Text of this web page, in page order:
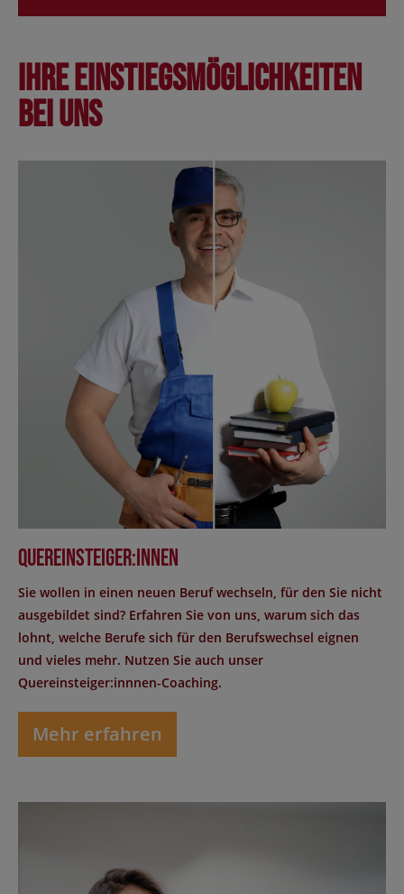
Ihre Einstiegsmöglichkeiten
bei uns
Quereinsteiger:innen
Sie wollen in einen neuen Beruf wechseln, für den Sie nicht
ausgebildet sind? Erfahren Sie von uns, warum sich das
lohnt, welche Berufe sich für den Berufswechsel eignen
und vieles mehr. Nutzen Sie auch unser
Quereinsteiger:innnen-Coaching.
Mehr erfahren